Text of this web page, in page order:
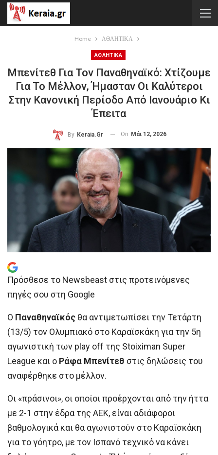
Home ΑΘΛΗΤΙΚΑ
ΑΘΛΗΤΙΚΑ
Μπενίτεθ Για Τον Παναθηναϊκό: Χτίζουμε
Για Το Μέλλον, Ήμασταν Οι Καλύτεροι
Στην Κανονική Περίοδο Από Ιανουάριο Κι
Έπειτα
By Keraia.gr On Μάι 12, 2026
Πρόσθεσε το Newsbeast στις προτεινόμενες
πηγές σου στη Google
Ο Παναθηναϊκός θα αντιμετωπίσει την Τετάρτη
(13/5) τον Ολυμπιακό στο Καραϊσκάκη για την 5η
αγωνιστική των play off της Stoiximan Super
League και ο Ράφα Μπενίτεθ στις δηλώσεις του
αναφέρθηκε στο μέλλον.
Οι «πράσινοι», οι οποίοι προέρχονται από την ήττα
με 2-1 στην έδρα της ΑΕΚ, είναι αδιάφοροι
βαθμολογικά και θα αγωνιστούν στο Καραϊσκάκη
για το γόητρο, με τον Ισπανό τεχνικό να κάνει